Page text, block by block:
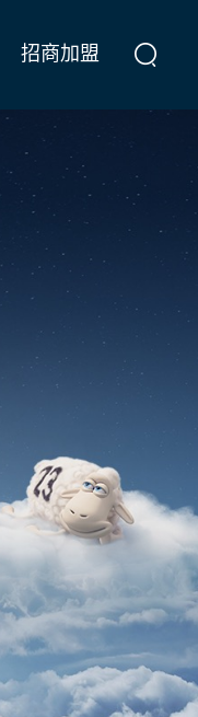
招商加盟